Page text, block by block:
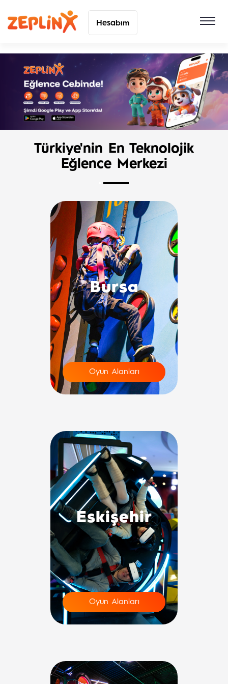
Hesabım
Türkiye'nin En Teknolojik
Eğlence Merkezi
Bursa
Oyun Alanları
Eskişehir
Oyun Alanları